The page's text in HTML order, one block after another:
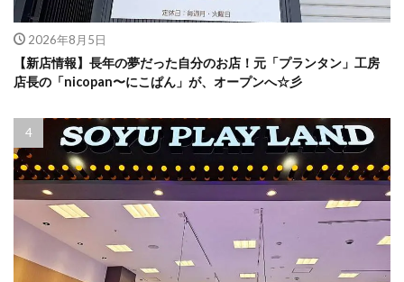
2026年8月5日
【新店情報】長年の夢だった自分のお店！元「プランタン」工房
店長の「nicopan〜にこぱん」が、オープンへ☆彡